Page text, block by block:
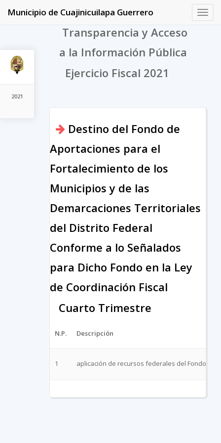
2021
Municipio de Cuajinicuilapa Guerrero
Transparencia y Acceso
a la Información Pública
Ejercicio Fiscal 2021
Destino del Fondo de
Aportaciones para el
Fortalecimiento de los
Municipios y de las
Demarcaciones Territoriales
del Distrito Federal
Conforme a lo Señalados
para Dicho Fondo en la Ley
de Coordinación Fiscal
Cuarto Trimestre
N.P. Descripción
1 aplicación de recursos federales del Fondo de